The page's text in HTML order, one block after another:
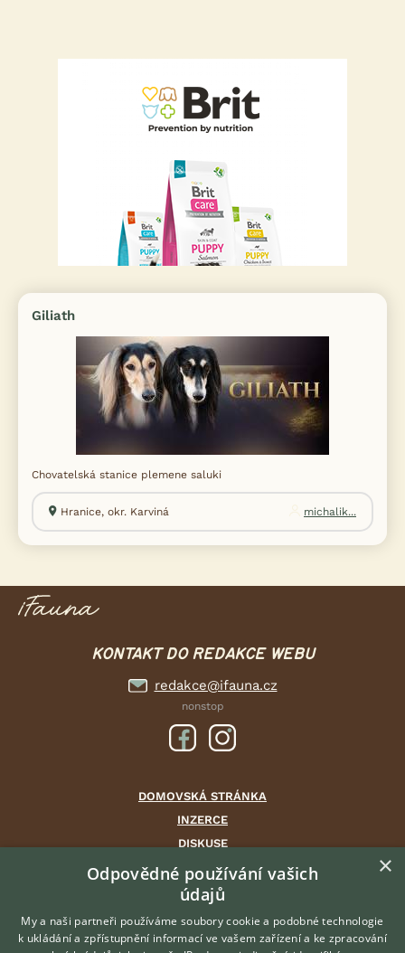
Giliath
Chovatelská stanice plemene saluki
Hranice, okr. Karviná michalik...
KONTAKT DO REDAKCE WEBU
redakce@ifauna.cz
nonstop
DOMOVSKÁ STRÁNKA
INZERCE
DISKUSE
ČLÁNKY
CHOVATELSKÉ STANICE
ATLAS
VÝBĚR VHODNÉHO PLEMENE
×
Odpovědné používání vašich
údajů
My a naši partneři používáme soubory cookie a podobné technologie
k ukládání a zpřístupnění informací ve vašem zařízení a ke zpracování